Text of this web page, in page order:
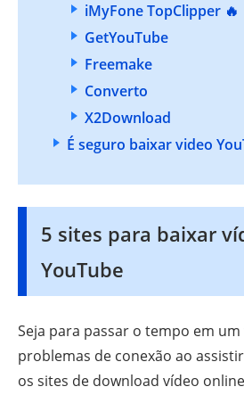
iMyFone TopClipper 🔥
GetYouTube
Freemake
Converto
X2Download
É seguro baixar video
5 sites para baixar
YouTube
Seja para passar o tempo em
problemas de conexão ao
os sites de download vídeo